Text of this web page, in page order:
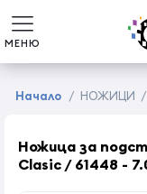
МЕНЮ
Начало / НОЖИЦИ /
Ножица за
Clasic / 61448 -